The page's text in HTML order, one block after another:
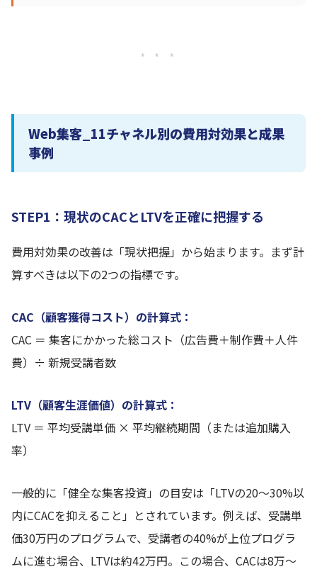
* * *
Web集客_11チャネル別の費用対効果と成果
事例
STEP1：現状のCACとLTVを正確に把握する
費用対効果の改善は「現状把握」から始まります。まず計
算すべきは以下の2つの指標です。
CAC（顧客獲得コスト）の計算式：
CAC ＝ 集客にかかった総コスト（広告費＋制作費＋人件
費）÷ 新規受講者数
LTV（顧客生涯価値）の計算式：
LTV ＝ 平均受講単価 × 平均継続期間（または追加購入
率）
一般的に「健全な集客投資」の目安は「LTVの20〜30%以
内にCACを抑えること」とされています。例えば、受講単
価30万円のプログラムで、受講者の40%が上位プログラ
ムに進む場合、LTVは約42万円。この場合、CACは8万〜